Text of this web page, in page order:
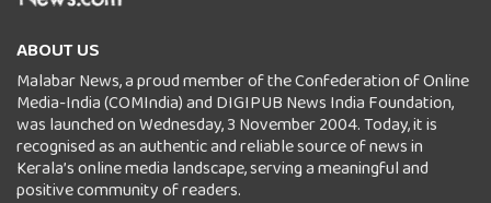
ABOUT US
Malabar News, a proud member of the Confederation of Online
Media-India (COMIndia) and DIGIPUB News India Foundation,
was launched on Wednesday, 3 November 2004. Today, it is
recognised as an authentic and reliable source of news in
Kerala’s online media landscape, serving a meaningful and
positive community of readers.